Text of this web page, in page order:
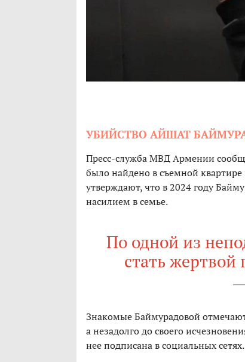
УБИЙСТВО АЙШАТ
Пресс-служба МВД Армении
было найдено в съемной
утверждают, что в 2024 году
насилием в семье.
По одной из
стать
Знакомые Баймурадовой
а незадолго до своего
нее подписана в социальных сетях.